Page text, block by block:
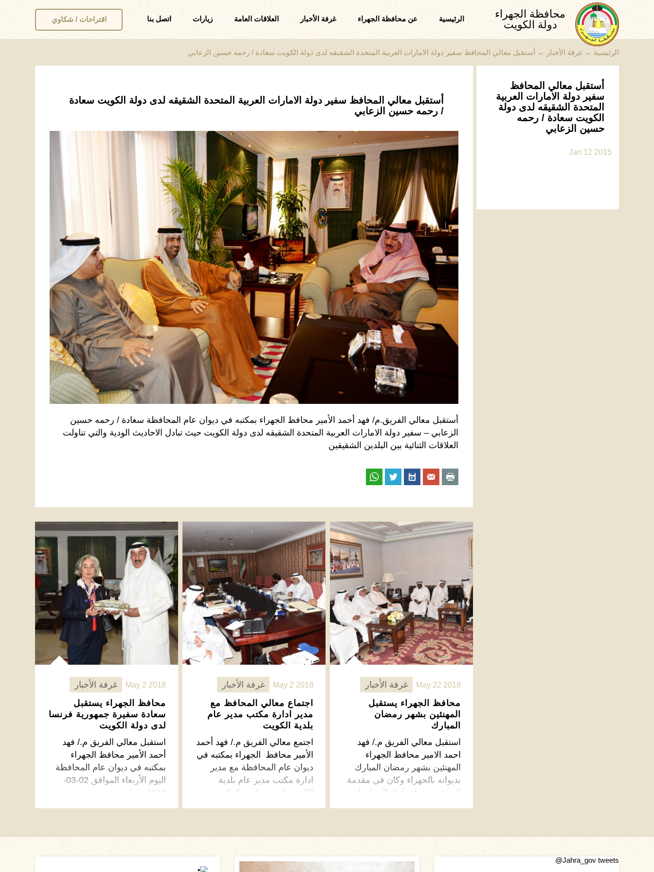
محافظة الجهراء
دولة الكويت
الرئيسية عن محافظة الجهراء غرفة الأخبار العلاقات العامة زيارات اتصل بنا اقتراحات / شكاوي
الرئيسية ← غرفة الأخبار ← أستقبل معالي المحافظ سفير دولة الامارات العربية المتحدة الشقيقه لدى دولة الكويت سعادة / رحمه حسين الزعابي
أستقبل معالي المحافظ
سفير دولة الامارات العربية
المتحدة الشقيقه لدى دولة
الكويت سعادة / رحمه
حسين الزعابي
Jan 12 2015
أستقبل معالي المحافظ سفير دولة الامارات العربية المتحدة الشقيقه لدى دولة الكويت سعادة
/ رحمه حسين الزعابي
أستقبل معالي الفريق.م/ فهد أحمد الأمير محافظ الجهراء بمكتبه في ديوان عام المحافظة سعادة / رحمه حسين
الزعابي – سفير دولة الامارات العربية المتحدة الشقيقه لدى دولة الكويت حيث تبادل الاحاديث الودية والتي تناولت
العلاقات الثنائية بين البلدين الشقيقين
May 22 2018
غرفة الأخبار
محافظ الجهراء يستقبل
المهنئين بشهر رمضان
المبارك
استقبل معالي الفريق م./ فهد
احمد الامير محافظ الجهراء
المهنئين بشهر رمضان المبارك
بديوانه بالجهراء وكان في مقدمة
المهنئين وجهاء وابناء المحافظة
May 2 2018
غرفة الأخبار
اجتماع معالي المحافظ مع
مدير ادارة مكتب مدير عام
بلدية الكويت
اجتمع معالي الفريق م./ فهد أحمد
الأمير محافظ الجهراء بمكتبه في
ديوان عام المحافظة مع مدير
ادارة مكتب مدير عام بلدية
الكويت السيد جاسم الملا. حيث
May 2 2018
غرفة الأخبار
محافظ الجهراء يستقبل
سعادة سفيرة جمهورية فرنسا
لدى دولة الكويت
استقبل معالي الفريق م./ فهد
أحمد الأمير محافظ الجهراء
بمكتبه في ديوان عام المحافظة
اليوم الأربعاء الموافق 02-03-
2018 سعادة سفيرة جمهورية
Jahra_gov tweets@